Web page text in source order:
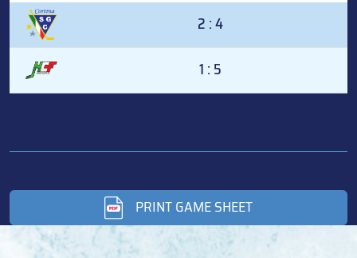
2 : 4
1 : 5
PRINT GAME SHEET